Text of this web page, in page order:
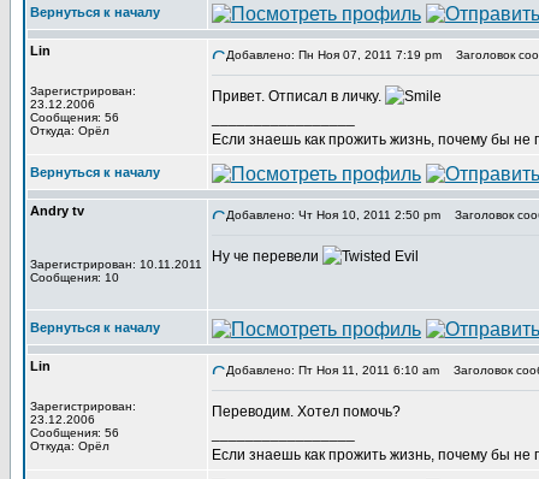
Вернуться к началу
Lin
Зарегистрирован:
23.12.2006
Сообщения: 56
Откуда: Орёл
Добавлено: Пн Ноя 07, 2011 7:19 pm Заголовок
Привет. Отписал в личку.
Если знаешь как прожить жизнь, почему бы не
Вернуться к началу
Andry tv
Зарегистрирован: 10.11.2011
Сообщения: 10
Добавлено: Чт Ноя 10, 2011 2:50 pm Заголовок
Ну че перевели
Вернуться к началу
Lin
Зарегистрирован:
23.12.2006
Сообщения: 56
Откуда: Орёл
Добавлено: Пт Ноя 11, 2011 6:10 am Заголовок
Переводим. Хотел помочь?
Если знаешь как прожить жизнь, почему бы не